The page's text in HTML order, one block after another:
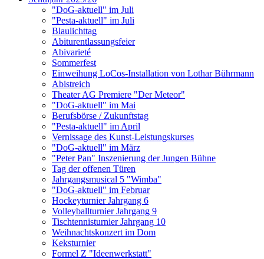
"DoG-aktuell" im Juli
"Pesta-aktuell" im Juli
Blaulichttag
Abiturentlassungsfeier
Abivarieté
Sommerfest
Einweihung LoCos-Installation von Lothar Bührmann
Abistreich
Theater AG Premiere "Der Meteor"
"DoG-aktuell" im Mai
Berufsbörse / Zukunftstag
"Pesta-aktuell" im April
Vernissage des Kunst-Leistungskurses
"DoG-aktuell" im März
"Peter Pan" Inszenierung der Jungen Bühne
Tag der offenen Türen
Jahrgangsmusical 5 "Wimba"
"DoG-aktuell" im Februar
Hockeyturnier Jahrgang 6
Volleyballturnier Jahrgang 9
Tischtennisturnier Jahrgang 10
Weihnachtskonzert im Dom
Keksturnier
Formel Z "Ideenwerkstatt"